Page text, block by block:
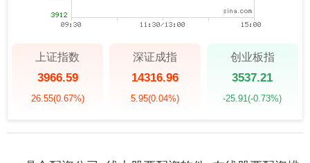
上证指数
3966.59
26.55(0.67%)
深证成指
14316.96
5.95(0.04%)
创业板指
3537.21
-25.91(-0.73%)